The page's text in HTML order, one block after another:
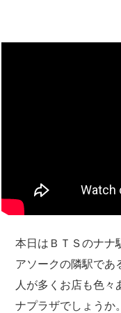
本日はＢＴＳのナナ
アソークの隣駅であ
人が多くお店も色々
ナプラザでしょうか